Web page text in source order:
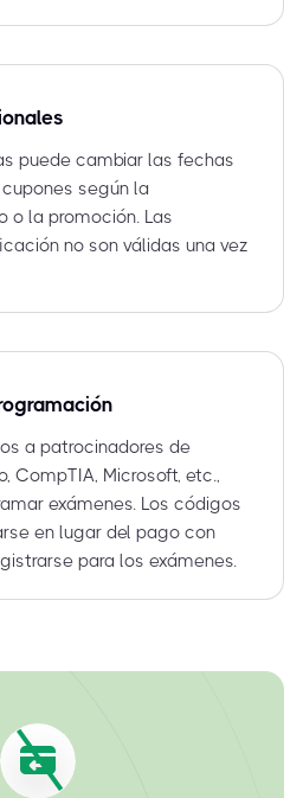
puede cambiar las fechas
según la
o la promoción. Las
no son válidas una vez
a patrocinadores de
CompTIA, Microsoft, etc.,
exámenes. Los códigos
en lugar del pago con
para los exámenes.